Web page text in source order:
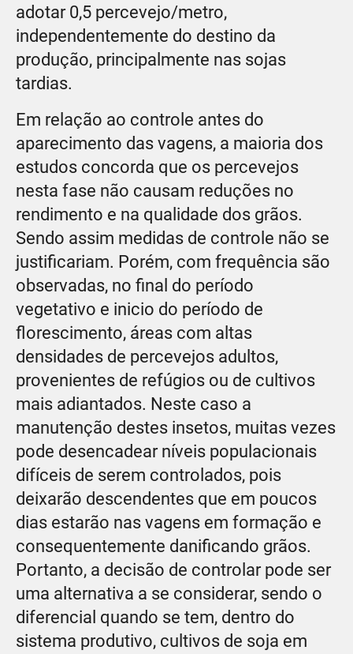
adotar 0,5 percevejo/metro,
independentemente do destino da
produção, principalmente nas sojas
tardias.
Em relação ao controle antes do
aparecimento das vagens, a maioria dos
estudos concorda que os percevejos
nesta fase não causam reduções no
rendimento e na qualidade dos grãos.
Sendo assim medidas de controle não se
justificariam. Porém, com frequência são
observadas, no final do período
vegetativo e inicio do período de
florescimento, áreas com altas
densidades de percevejos adultos,
provenientes de refúgios ou de cultivos
mais adiantados. Neste caso a
manutenção destes insetos, muitas vezes
pode desencadear níveis populacionais
difíceis de serem controlados, pois
deixarão descendentes que em poucos
dias estarão nas vagens em formação e
consequentemente danificando grãos.
Portanto, a decisão de controlar pode ser
uma alternativa a se considerar, sendo o
diferencial quando se tem, dentro do
sistema produtivo, cultivos de soja em